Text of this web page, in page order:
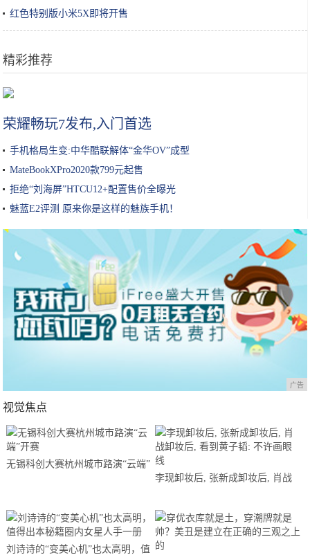
红色特别版小米5X即将开售
精彩推荐
荣耀畅玩7发布,入门首选
手机格局生变:中华酷联解体“金华OV”成型
MateBookXPro2020款799元起售
拒绝“刘海屏”HTCU12+配置售价全曝光
魅蓝E2评测 原来你是这样的魅族手机！
广告
视觉焦点
无锡科创大赛杭州城市路演“云端”
李现卸妆后, 张新成卸妆后, 肖战
刘诗诗的“变美心机”也太高明，值